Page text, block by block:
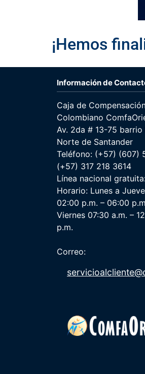
¡Hemos
Información de
Caja de
Colombiano
Av. 2da # 13-75 barrio
Norte de Santander
Teléfono: (+57) (607)
(+57) 317 218 3614
Línea nacional
Horario: Lunes a
02:00 p.m. – 06:00
Viernes 07:30 a.m. –
p.m.
Correo: